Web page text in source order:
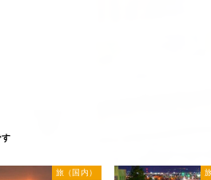
旅（国内）